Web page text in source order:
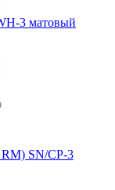
3 матовый
SN/CP-3